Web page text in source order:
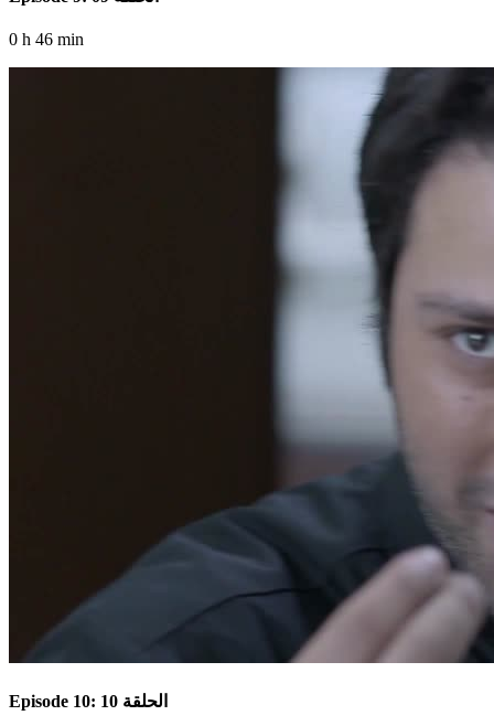
0 h 46 min
Episode 10: الحلقة 10